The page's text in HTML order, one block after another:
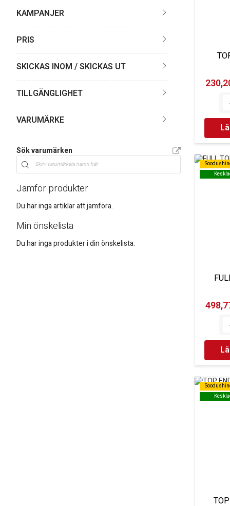
KAMPANJER
PRIS
SKICKAS INOM / SKICKAS UT
TILLGÄNGLIGHET
VARUMÄRKE
Sök varumärken
Jämför produkter
Du har inga artiklar att jämföra.
Min önskelista
Du har inga produkter i din önskelista.